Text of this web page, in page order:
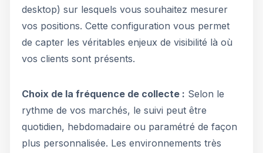
desktop) sur lesquels vous souhaitez mesurer
vos positions. Cette configuration vous permet
de capter les véritables enjeux de visibilité là où
vos clients sont présents.
Choix de la fréquence de collecte : Selon le
rythme de vos marchés, le suivi peut être
quotidien, hebdomadaire ou paramétré de façon
plus personnalisée. Les environnements très